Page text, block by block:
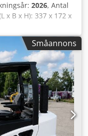
2026, Antal
x B x H): 337 x 172 x
Ja
x 1727 x 1972 mm
Effekt: 36,5 kW /
och bakhjul: 30×10-
snabbfäste
registrering Ingen
Småannons